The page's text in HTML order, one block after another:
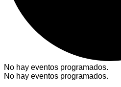
No hay eventos programados.
No hay eventos programados.